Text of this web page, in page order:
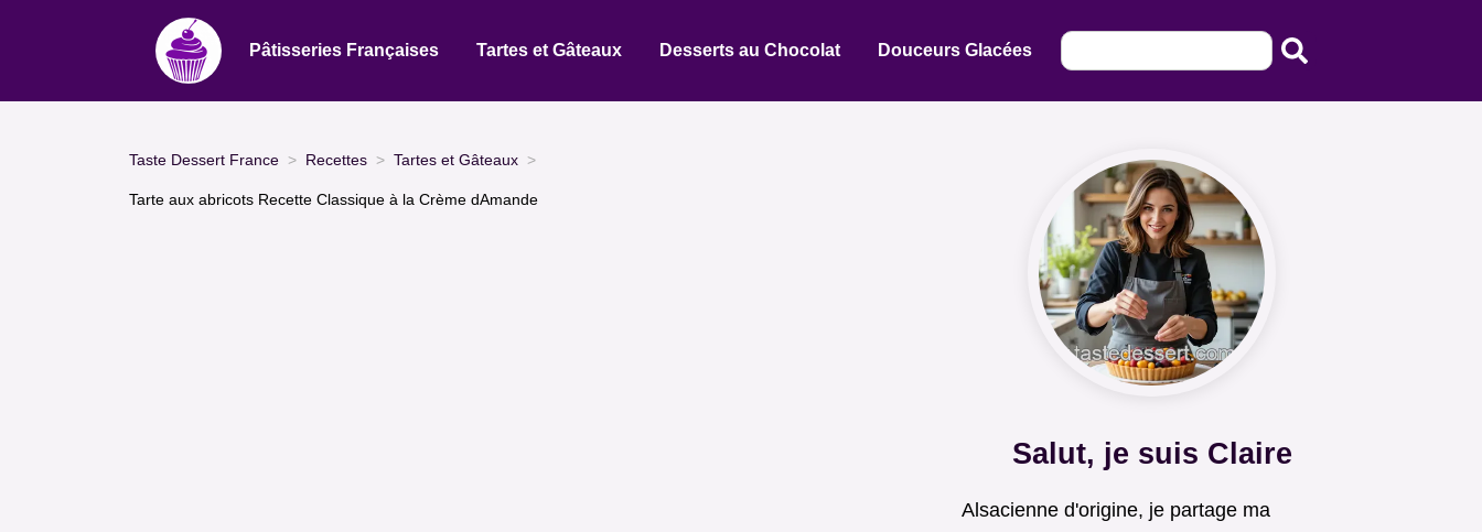
Pâtisseries Françaises Tartes et Gâteaux Desserts au Chocolat Douceurs Glacées
Taste Dessert France Recettes Tartes et Gâteaux
Tarte aux abricots Recette Classique à la Crème dAmande
Salut, je suis Claire
Alsacienne d'origine, je partage ma